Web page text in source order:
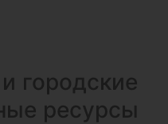
городские
ресурсы